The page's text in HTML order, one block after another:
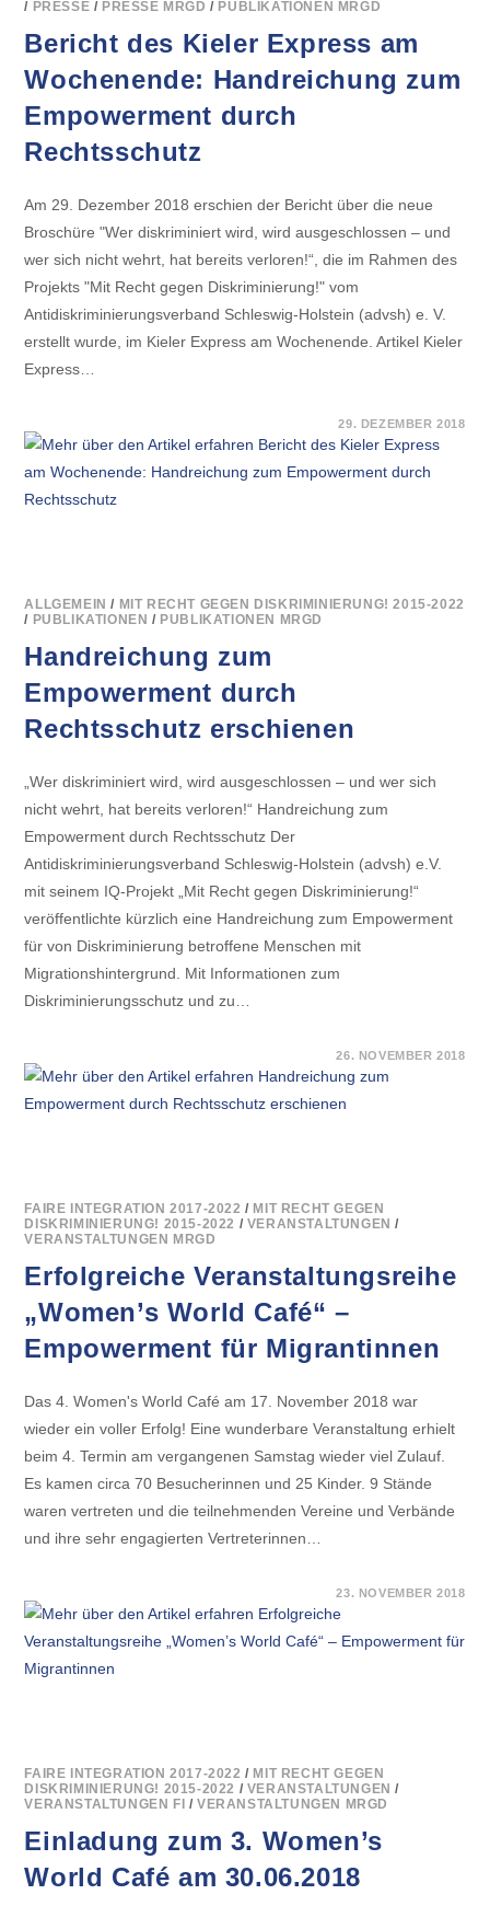
/ PRESSE / PRESSE MRGD / PUBLIKATIONEN MRGD
Bericht des Kieler Express am
Wochenende: Handreichung zum
Empowerment durch
Rechtsschutz
Am 29. Dezember 2018 erschien der Bericht über die neue
Broschüre "Wer diskriminiert wird, wird ausgeschlossen – und
wer sich nicht wehrt, hat bereits verloren!“, die im Rahmen des
Projekts "Mit Recht gegen Diskriminierung!" vom
Antidiskriminierungsverband Schleswig-Holstein (advsh) e. V.
erstellt wurde, im Kieler Express am Wochenende. Artikel Kieler
Express…
BERICHT
DES
EXPRESS
29. DEZEMBER 2018
ALLGEMEIN / MIT RECHT GEGEN DISKRIMINIERUNG! 2015-2022
/ PUBLIKATIONEN / PUBLIKATIONEN MRGD
Handreichung zum
Empowerment durch
Rechtsschutz erschienen
„Wer diskriminiert wird, wird ausgeschlossen – und wer sich
nicht wehrt, hat bereits verloren!“ Handreichung zum
Empowerment durch Rechtsschutz Der
Antidiskriminierungsverband Schleswig-Holstein (advsh) e.V.
mit seinem IQ-Projekt „Mit Recht gegen Diskriminierung!“
veröffentlichte kürzlich eine Handreichung zum Empowerment
für von Diskriminierung betroffene Menschen mit
Migrationshintergrund. Mit Informationen zum
Diskriminierungsschutz und zu…
HANDREICHUNG
ZUM
EMPOWERMENT
DURCH
26. NOVEMBER 2018
FAIRE INTEGRATION 2017-2022 / MIT RECHT GEGEN
DISKRIMINIERUNG! 2015-2022 / VERANSTALTUNGEN /
VERANSTALTUNGEN MRGD
Erfolgreiche Veranstaltungsreihe
„Women’s World Café“ –
Empowerment für Migrantinnen
Das 4. Women's World Café am 17. November 2018 war
wieder ein voller Erfolg! Eine wunderbare Veranstaltung erhielt
beim 4. Termin am vergangenen Samstag wieder viel Zulauf.
Es kamen circa 70 Besucherinnen und 25 Kinder. 9 Stände
waren vertreten und die teilnehmenden Vereine und Verbände
und ihre sehr engagierten Vertreterinnen…
ERFOLGREICHE
VERANSTALTUNGSREIHE
„WOMEN’S
WORLD
23. NOVEMBER 2018
FAIRE INTEGRATION 2017-2022 / MIT RECHT GEGEN
DISKRIMINIERUNG! 2015-2022 / VERANSTALTUNGEN /
VERANSTALTUNGEN FI /VERANSTALTUNGEN MRGD
Einladung zum 3. Women’s
World Café am 30.06.2018